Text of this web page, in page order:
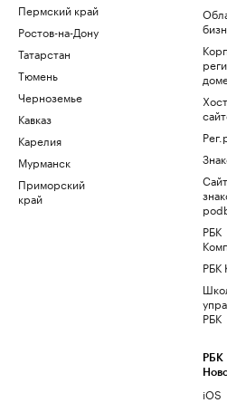
Пермский край
Ростов-на-Дону
Татарстан
Тюмень
Черноземье
Кавказ
Карелия
Мурманск
Приморский
край
Сайт
РБК
РБК
РБК
РБК
iOS